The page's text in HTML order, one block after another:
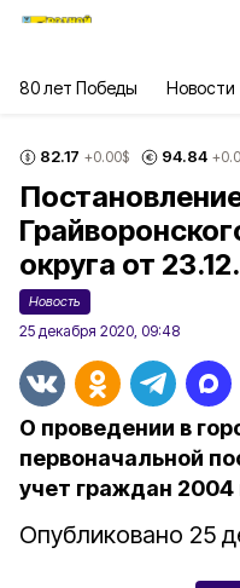
80 лет Победы Новости
82.17 +0.00$ 94.84
округа от
Новость
25 декабря 2020, 09:48
О проведении в
первоначальной
учет граждан
Опубликовано 25